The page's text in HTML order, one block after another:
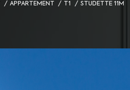
APPARTEMENT T1 STUDETTE 11M